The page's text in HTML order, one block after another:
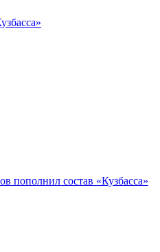
состав «Кузбасса»